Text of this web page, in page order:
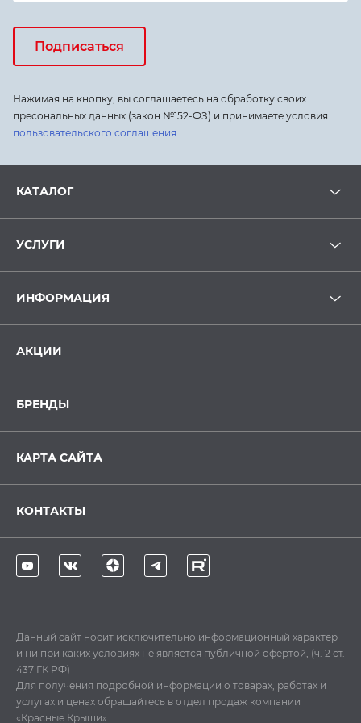
Подписаться
Нажимая на кнопку, вы соглашаетесь на обработку своих
пресональных данных (закон №152-ФЗ) и принимаете условия
пользовательского соглашения
КАТАЛОГ
УСЛУГИ
ИНФОРМАЦИЯ
АКЦИИ
БРЕНДЫ
КАРТА САЙТА
КОНТАКТЫ
Данный сайт носит исключительно информационный характер
и ни при каких условиях не является публичной офертой, (ч. 2 ст.
437 ГК РФ)
Для получения подробной информации о товарах, работах и
услугах и ценах обращайтесь в отдел продаж компании
«Красные Крыши».